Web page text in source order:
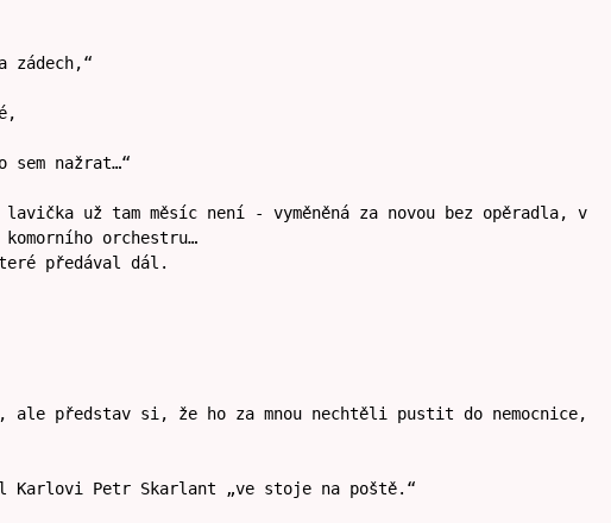
zádech,“
nažrat…“
už tam měsíc není - vyměněná za novou bez opěradla, v
orchestru…
předával dál.
představ si, že ho za mnou nechtěli pustit do nemocnice,
Karlovi Petr Skarlant „ve stoje na poště.“